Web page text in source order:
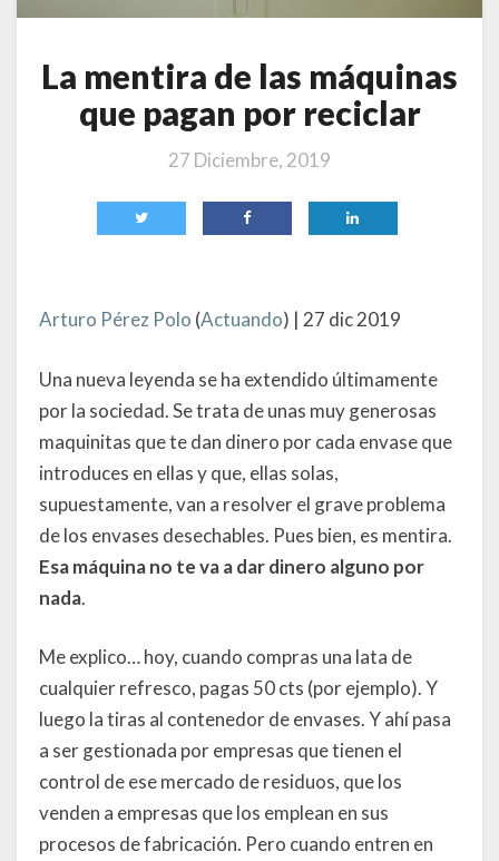
La mentira de las máquinas
que pagan por reciclar
27 Diciembre, 2019
Arturo Pérez Polo (Actuando) | 27 dic 2019
Una nueva leyenda se ha extendido últimamente
por la sociedad. Se trata de unas muy generosas
maquinitas que te dan dinero por cada envase que
introduces en ellas y que, ellas solas,
supuestamente, van a resolver el grave problema
de los envases desechables. Pues bien, es mentira.
Esa máquina no te va a dar dinero alguno por
nada.
Me explico… hoy, cuando compras una lata de
cualquier refresco, pagas 50 cts (por ejemplo). Y
luego la tiras al contenedor de envases. Y ahí pasa
a ser gestionada por empresas que tienen el
control de ese mercado de residuos, que los
venden a empresas que los emplean en sus
procesos de fabricación. Pero cuando entren en